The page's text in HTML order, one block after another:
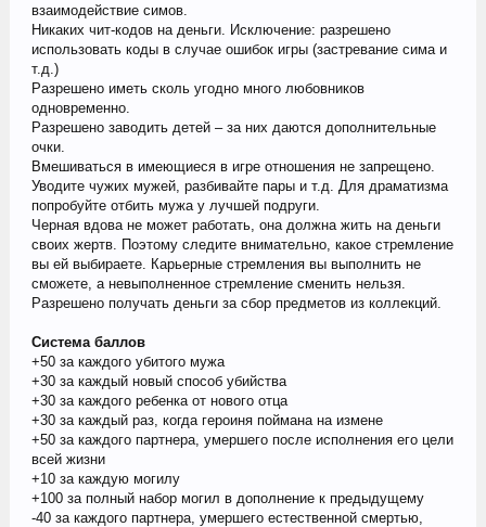
взаимодействие симов.
Никаких чит-кодов на деньги. Исключение: разрешено
использовать коды в случае ошибок игры (застревание сима и
т.д.)
Разрешено иметь сколь угодно много любовников
одновременно.
Разрешено заводить детей – за них даются дополнительные
очки.
Вмешиваться в имеющиеся в игре отношения не запрещено.
Уводите чужих мужей, разбивайте пары и т.д. Для драматизма
попробуйте отбить мужа у лучшей подруги.
Черная вдова не может работать, она должна жить на деньги
своих жертв. Поэтому следите внимательно, какое стремление
вы ей выбираете. Карьерные стремления вы выполнить не
сможете, а невыполненное стремление сменить нельзя.
Разрешено получать деньги за сбор предметов из коллекций.
Система баллов
+50 за каждого убитого мужа
+30 за каждый новый способ убийства
+30 за каждого ребенка от нового отца
+30 за каждый раз, когда героиня поймана на измене
+50 за каждого партнера, умершего после исполнения его цели
всей жизни
+10 за каждую могилу
+100 за полный набор могил в дополнение к предыдущему
-40 за каждого партнера, умершего естественной смертью,